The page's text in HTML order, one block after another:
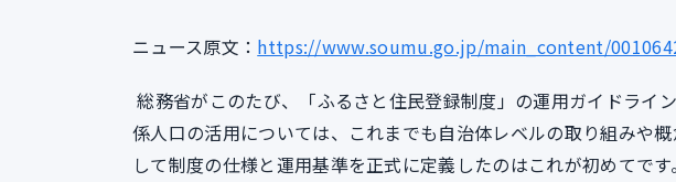
ニュース原文： https://www.soumu.go.jp/main_content/
総務省がこのたび、「ふるさと住民登録制度」の運用ガイドライ
係人口の活用については、これまでも自治体レベルの取り組みや
して制度の仕様と運用基準を正式に定義したのはこれが初めてです。